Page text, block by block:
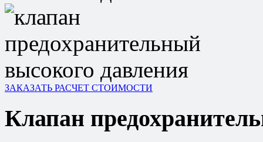
ЗАКАЗАТЬ РАСЧЕТ СТОИМОСТИ
Клапан